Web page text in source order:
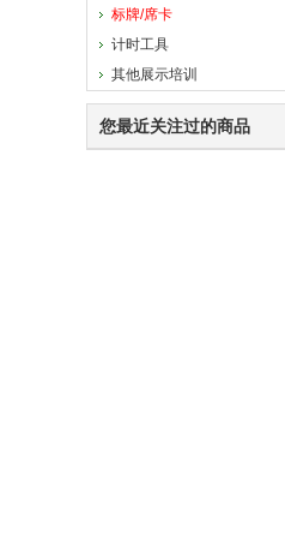
标牌/席卡
计时工具
其他展示培训
您最近关注过的商品